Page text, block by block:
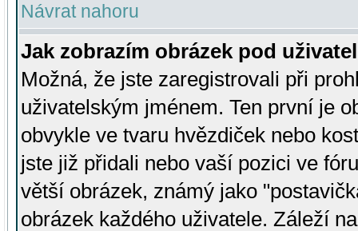
Návrat nahoru
Jak zobrazím obrázek pod
Možná, že jste zaregistrovali při
uživatelským jménem. Ten první je
obvykle ve tvaru hvězdiček nebo
jste již přidali nebo vaší pozici ve
větší obrázek, známý jako
obrázek každého uživatele. Záleží